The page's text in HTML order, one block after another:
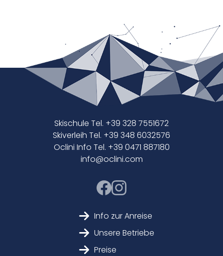
Skischule Tel. +39 328 7551672
Skiverleih Tel. +39 348 6032576
Oclini Info Tel. +39 0471 887180
info@oclini.com
Info zur Anreise
Unsere Betriebe
Preise